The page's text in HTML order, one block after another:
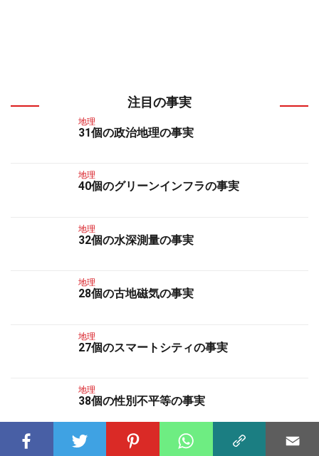
注目の事実
地理
31個の政治地理の事実
地理
40個のグリーンインフラの事実
地理
32個の水深測量の事実
地理
28個の古地磁気の事実
地理
27個のスマートシティの事実
地理
38個の性別不平等の事実